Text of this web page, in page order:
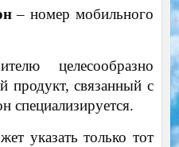
– номер мобильного
целесообразно
продукт, связанный с
специализируется.
указать только тот